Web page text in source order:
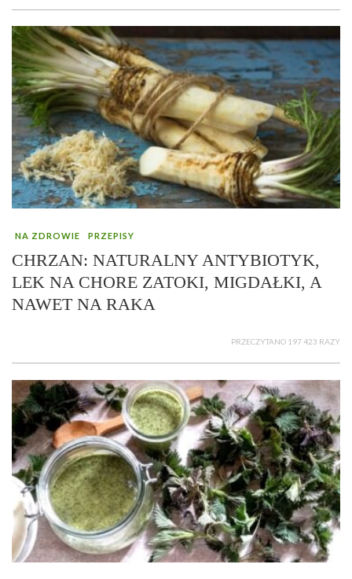
NA ZDROWIE PRZEPISY
CHRZAN: NATURALNY ANTYBIOTYK,
LEK NA CHORE ZATOKI, MIGDAŁKI, A
NAWET NA RAKA
PRZECZYTANO 197 423 RAZY